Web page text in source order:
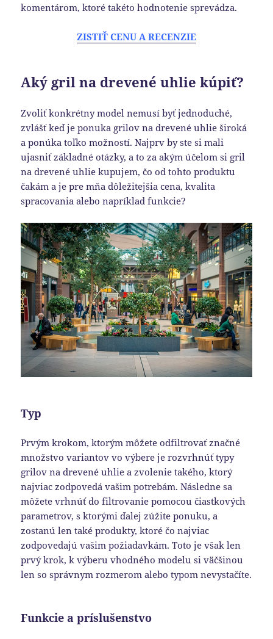
komentárom, ktoré takéto hodnotenie sprevádza.
ZISTIŤ CENU A RECENZIE
Aký gril na drevené uhlie kúpiť?
Zvoliť konkrétny model nemusí byť jednoduché,
zvlášť keď je ponuka grilov na drevené uhlie široká
a ponúka toľko možností. Najprv by ste si mali
ujasniť základné otázky, a to za akým účelom si gril
na drevené uhlie kupujem, čo od tohto produktu
čakám a je pre mňa dôležitejšia cena, kvalita
spracovania alebo napríklad funkcie?
Typ
Prvým krokom, ktorým môžete odfiltrovať značné
množstvo variantov vo výbere je rozvrhnúť typy
grilov na drevené uhlie a zvolenie takého, ktorý
najviac zodpovedá vašim potrebám. Následne sa
môžete vrhnúť do filtrovanie pomocou čiastkových
parametrov, s ktorými ďalej zúžite ponuku, a
zostanú len také produkty, ktoré čo najviac
zodpovedajú vašim požiadavkám. Toto je však len
prvý krok, k výberu vhodného modelu si väčšinou
len so správnym rozmerom alebo typom nevystačíte.
Funkcie a príslušenstvo